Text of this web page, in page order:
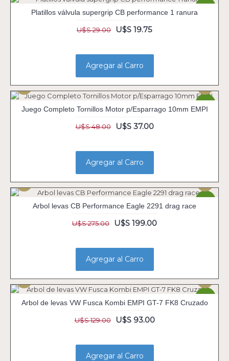
Platillos válvula supergrip CB performance 1 ranura
U$S 29.00 U$S 19.75
Agregar al Carro
Juego Completo Tornillos Motor p/Esparrago 10mm EMPI
U$S 48.00 U$S 37.00
Agregar al Carro
Arbol levas CB Performance Eagle 2291 drag race
U$S 275.00 U$S 199.00
Agregar al Carro
Arbol de levas VW Fusca Kombi EMPI GT-7 FK8 Cruzado
U$S 129.00 U$S 93.00
Agregar al Carro